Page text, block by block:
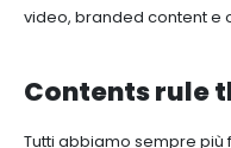
video, branded content e
Contents rule
Tutti abbiamo sempre più